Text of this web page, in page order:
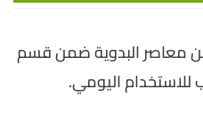
معاصر البدوية ضمن قسم
للاستخدام اليومي.